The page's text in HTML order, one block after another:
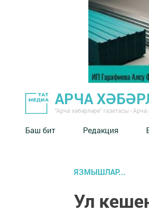
АРЧА
"Арча хәбәрләре" газетасы -
Баш бит Редакция
ЯЗМЫШЛАР...
Ул